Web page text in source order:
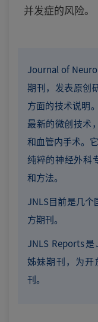
并发症的风险。
Journal of
期刊，发表原创
方面的技术说明
最新的微创技术
和血管内手术。
纯粹的神经外科
和方法。
JNLS目前是几个
方期刊。
JNLS Reports
姊妹期刊，为开
刊。